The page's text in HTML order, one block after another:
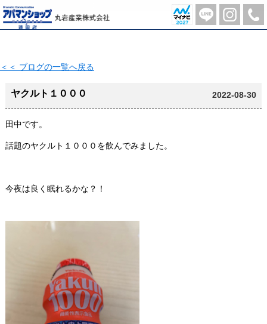
ヤクルト１０００【2022-08-30更新】 | 蓮田市の不動産のことならアパマンショップ蓮田店-丸岩産業株式会社-
＜＜ ブログの一覧へ戻る
ヤクルト１０００ 2022-08-30
田中です。
話題のヤクルト１０００を飲んでみました。
今夜は良く眠れるかな？！